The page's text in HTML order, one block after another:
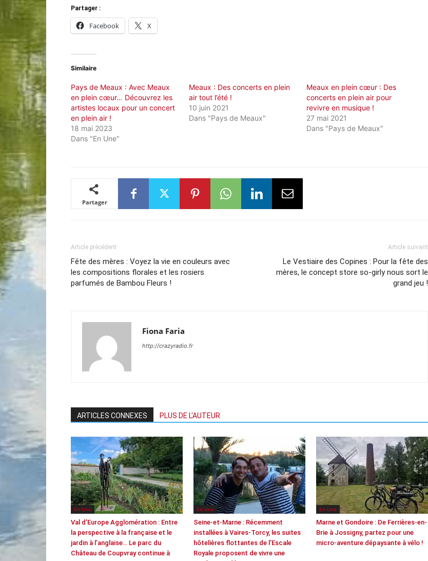
Partager :
Facebook X
Similaire
Pays de Meaux : Avec Meaux
en plein cœur… Découvrez les
artistes locaux pour un concert
en plein air !
18 mai 2023
Dans "En Une"
Meaux : Des concerts en plein
air tout l’été !
10 juin 2021
Dans "Pays de Meaux"
Meaux en plein cœur : Des
concerts en plein air pour
revivre en musique !
27 mai 2021
Dans "Pays de Meaux"
Partager
Article précédent
Fête des mères : Voyez la vie en couleurs avec
les compositions florales et les rosiers
parfumés de Bambou Fleurs !
Article suivant
Le Vestiaire des Copines : Pour la fête des
mères, le concept store so-girly nous sort le
grand jeu !
Fiona Faria
http://crazyradio.fr
ARTICLES CONNEXES PLUS DE L'AUTEUR
En Une
Val d’Europe Agglomération : Entre
la perspective à la française et le
jardin à l’anglaise… Le parc du
Château de Coupvray continue à
En Une
Seine-et-Marne : Récemment
installées à Vaires-Torcy, les suites
hôtelières flottantes de l’Escale
Royale proposent de vivre une
En Une
Marne et Gondoire : De Ferrières-en-
Brie à Jossigny, partez pour une
micro-aventure dépaysante à vélo !